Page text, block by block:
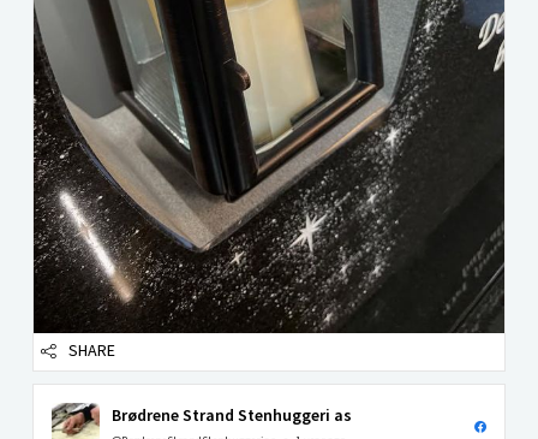
SHARE
Brødrene Strand Stenhuggeri as